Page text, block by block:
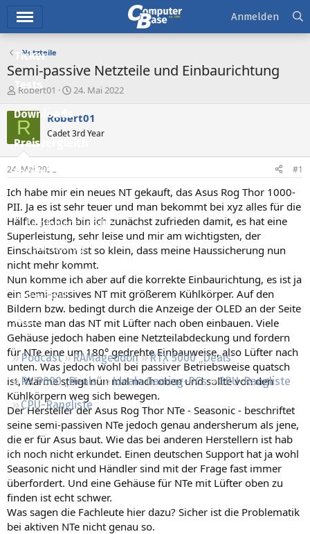
Ticker
Tests
Downloads
Preisvergleich
Forum
Aktuelles
Empfohlene Inhalte
Neue Beiträge
Neueste Aktivitäten
Leserartikel
Regeln
Podcast RAMageddon
RTX 5000 „Deals“
RX 9000 „Deals“
Ideale Gaming-PCs
GPU-Rangliste
CPU-Rangliste
Anmelden
Netzteile
Semi-passive Netzteile und Einbaurichtung
E
s
t
e
e
r
Robert01
E
s
e
t
a
m
24. Mai 2022
R Robert01
Cadet 3rd Year
24. Mai 2022 #1
Ich habe mir ein neues NT gekauft, das Asus Rog Thor 1000-
PII. Ja es ist sehr teuer und man bekommt bei xyz alles für die
Hälfte. Jedoch bin ich zunächst zufrieden damit, es hat eine
Superleistung, sehr leise und mir am wichtigsten, der
Einschaltstrom ist so klein, dass meine Haussicherung nun
nicht mehr kommt.
Nun komme ich aber auf die korrekte Einbaurichtung, es ist ja
ein Semi-passives NT mit größerem Kühlkörper. Auf den
Bildern bzw. bedingt durch die Anzeige der OLED an der Seite
müsste man das NT mit Lüfter nach oben einbauen. Viele
Gehäuse jedoch haben eine Netzteilabdeckung und fordern
für NTe eine um 180° gedrehte Einbauweise, also Lüfter nach
unten. Was jedoch wohl bei passiver Betriebsweise quatsch
ist, Wärme steigt nun mal nach oben und sollte von den
Kühlkörpern weg sich bewegen.
Der Hersteller der Asus Rog Thor NTe - Seasonic - beschriftet
seine semi-passiven NTe jedoch genau andersherum als jene,
die er für Asus baut. Wie das bei anderen Herstellern ist hab
ich noch nicht erkundet. Einen deutschen Support hat ja wohl
Seasonic nicht und Händler sind mit der Frage fast immer
überfordert. Und eine Gehäuse für NTe mit Lüfter oben zu
finden ist echt schwer.
Was sagen die Fachleute hier dazu? Sicher ist die Problematik
bei aktiven NTe nicht genau so.